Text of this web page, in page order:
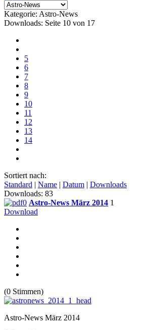
Kategorie: Astro-News
Downloads: Seite 10 von 17
5
6
7
8
9
10
11
12
13
14
Sortiert nach:
Standard | Name | Datum | Downloads
Downloads: 83
Astro-News März 2014 1
Download
(0 Stimmen)
Astro-News März 2014